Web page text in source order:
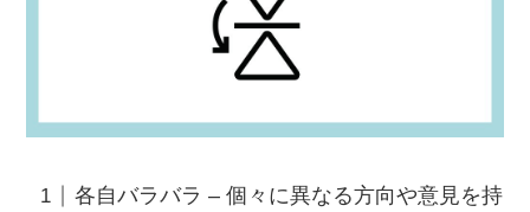
各自バラバラ – 個々に異なる方向や意見を持